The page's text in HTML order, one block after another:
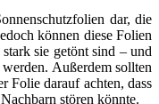
dar, die
können diese Folien
sie getönt sind – und
Außerdem sollten
Folie darauf achten, dass